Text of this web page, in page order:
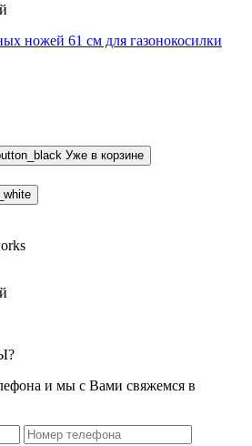
ножей 61 см для газонокосилки
Уже в корзине
и мы с Вами свяжемся в